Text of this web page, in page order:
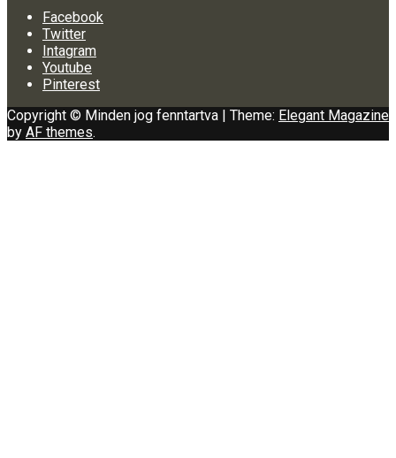
Facebook
Twitter
Intagram
Youtube
Pinterest
Copyright © Minden jog fenntartva
Theme: Elegant Magazine
by AF themes.